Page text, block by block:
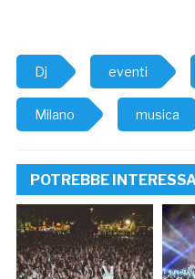
Dj eventi
Milano musica
POTREBBE